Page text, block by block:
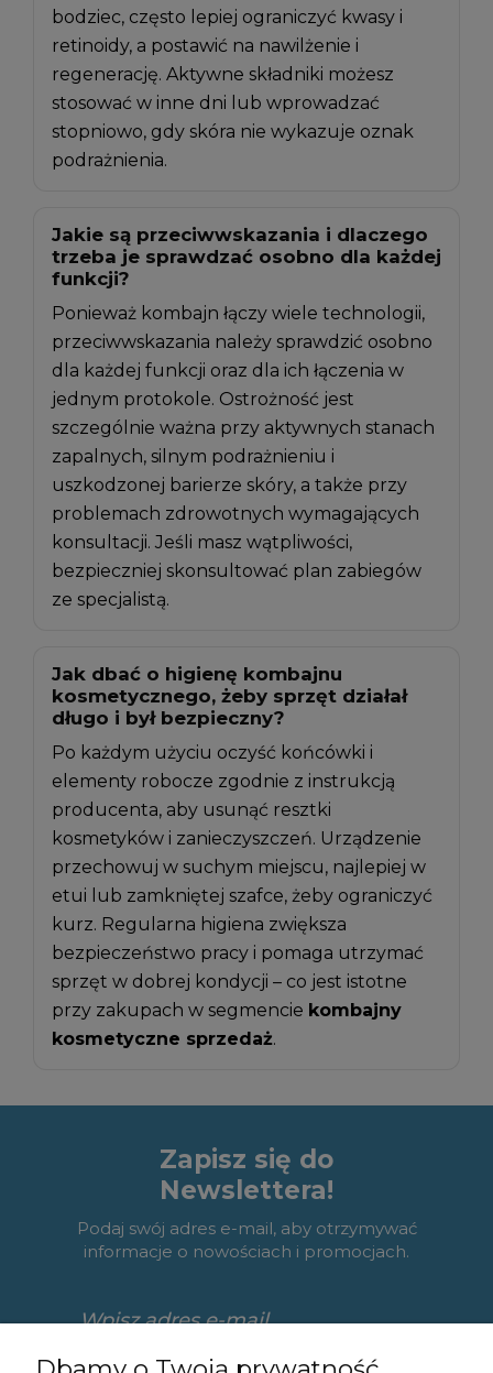
bodziec, często lepiej ograniczyć kwasy i
retinoidy, a postawić na nawilżenie i
regenerację. Aktywne składniki możesz
stosować w inne dni lub wprowadzać
stopniowo, gdy skóra nie wykazuje oznak
podrażnienia.
Jakie są przeciwwskazania i dlaczego
trzeba je sprawdzać osobno dla każdej
funkcji?
Ponieważ kombajn łączy wiele technologii,
przeciwwskazania należy sprawdzić osobno
dla każdej funkcji oraz dla ich łączenia w
jednym protokole. Ostrożność jest
szczególnie ważna przy aktywnych stanach
zapalnych, silnym podrażnieniu i
uszkodzonej barierze skóry, a także przy
problemach zdrowotnych wymagających
konsultacji. Jeśli masz wątpliwości,
bezpieczniej skonsultować plan zabiegów
ze specjalistą.
Jak dbać o higienę kombajnu
kosmetycznego, żeby sprzęt działał
długo i był bezpieczny?
Po każdym użyciu oczyść końcówki i
elementy robocze zgodnie z instrukcją
producenta, aby usunąć resztki
kosmetyków i zanieczyszczeń. Urządzenie
przechowuj w suchym miejscu, najlepiej w
etui lub zamkniętej szafce, żeby ograniczyć
kurz. Regularna higiena zwiększa
bezpieczeństwo pracy i pomaga utrzymać
sprzęt w dobrej kondycji – co jest istotne
przy zakupach w segmencie kombajny
kosmetyczne sprzedaż.
Zapisz się do
Newslettera!
Podaj swój adres e-mail, aby otrzymywać
informacje o nowościach i promocjach.